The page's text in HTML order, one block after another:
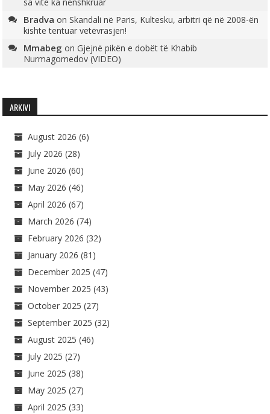
Bradva onSkandali në Paris, Kultesku, arbitri që në 2008-ën
kishte tentuar vetëvrasjen!
Mmabeg onGjejnë pikën e dobët të Khabib
Nurmagomedov (VIDEO)
ARKIVI
August 2026 (6)
July 2026 (28)
June 2026 (60)
May 2026 (46)
April 2026 (67)
March 2026 (74)
February 2026 (32)
January 2026 (81)
December 2025 (47)
November 2025 (43)
October 2025 (27)
September 2025 (32)
August 2025 (46)
July 2025 (27)
June 2025 (38)
May 2025 (27)
April 2025 (33)